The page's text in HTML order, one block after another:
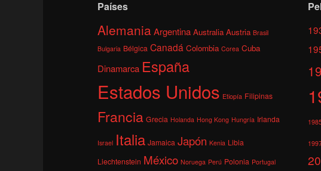
Países
AlemaniaArgentina Australia Austria Brasil
Bulgaria Bélgica Canadá Colombia Corea Cuba
Dinamarca España
Estados Unidos Etiopía Filipinas
Francia Grecia Holanda Hong Kong Hungría Irlanda
Israel Italia Jamaica Japón Kenia Libia
Liechtenstein México Noruega Perú Polonia Portugal